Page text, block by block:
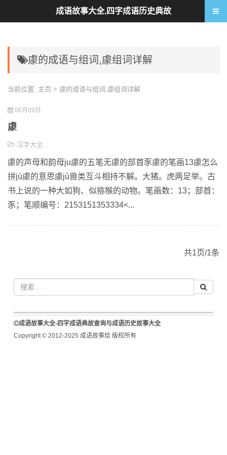
豦的成语与组词,豦组词详解
当前位置: 主页 > 豦的成语与组词,豦组词详解
06月09日
豦
汉字大全
豦的声母和韵母ju豦的五笔无豦的部首豕豦的笔画13豦怎么
拼jù豦的意思豦jù兽类互斗相持不解。大猪。虎两足举。古
书上说的一种大如狗、似猕猴的动物。笔画数：13；部首：
豕；笔顺编号：2153151353334<...
共1页/1条
成语故事大全-四字成语典故查询与成语历史故事大全
Copyright © 2012-2025 成语故事烩 版权所有
成语故事大全,四字成语历史典故